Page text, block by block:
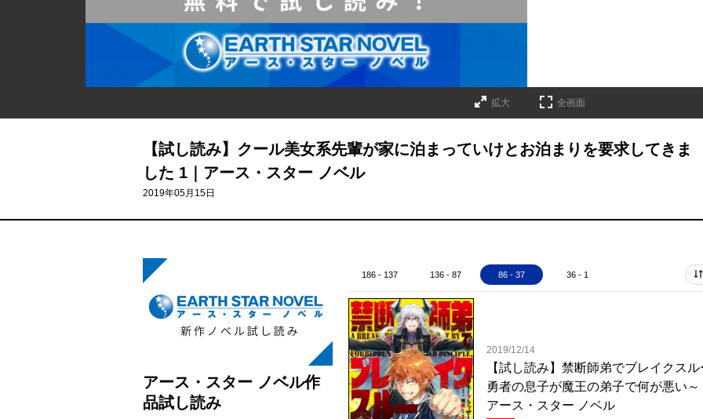
拡大 全画面
【試し読み】クール美女系先輩が家に泊まっていけとお泊まりを要求してきま
した 1｜アース・スター ノベル
2019年05月15日
アース・スター ノベル作
品試し読み
186 - 137 136 - 87 86 - 37 36 - 1
2019/12/14
【試し読み】禁断師弟でブレイクスル
勇者の息子が魔王の弟子で何が悪い～
アース・スター ノベル